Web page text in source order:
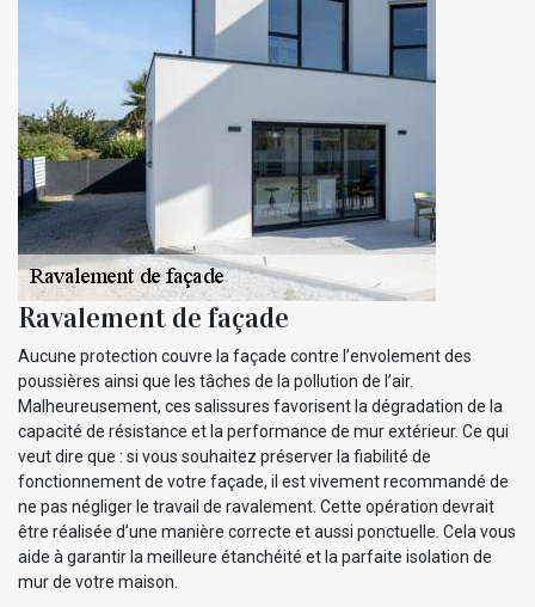
Ravalement de façade
Aucune protection couvre la façade contre l’envolement des
poussières ainsi que les tâches de la pollution de l’air.
Malheureusement, ces salissures favorisent la dégradation de la
capacité de résistance et la performance de mur extérieur. Ce qui
veut dire que : si vous souhaitez préserver la fiabilité de
fonctionnement de votre façade, il est vivement recommandé de
ne pas négliger le travail de ravalement. Cette opération devrait
être réalisée d’une manière correcte et aussi ponctuelle. Cela vous
aide à garantir la meilleure étanchéité et la parfaite isolation de
mur de votre maison.